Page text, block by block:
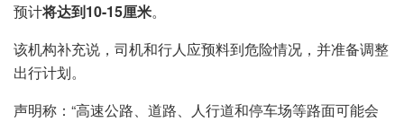
预计将达到10-15厘米。
该机构补充说，司机和行人应预料到危险情况，并准备调整
出行计划。
声明称：“高速公路、道路、人行道和停车场等路面可能会